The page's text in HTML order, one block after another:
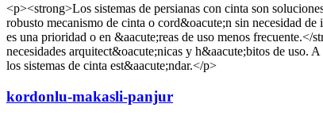
<p><strong>Los sistemas de persianas con cinta son
robusto mecanismo de cinta o cord&oacute;n sin necesidad
es una prioridad o en &aacute;reas de uso menos frecuente.</
necesidades arquitect&oacute;nicas y h&aacute;bitos de uso.
los sistemas de cinta est&aacute;ndar.</p>
kordonlu-makasli-panjur